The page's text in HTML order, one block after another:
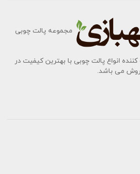
مجموعه پالت چوبی
انواع پالت چوبی با بهترین کیفیت در
می باشد.